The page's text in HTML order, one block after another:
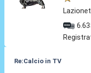
Re:Calcio in TV